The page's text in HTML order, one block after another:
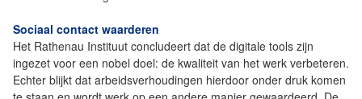
Sociaal contact waarderen
Het Rathenau Instituut concludeert dat de digitale tools zijn
ingezet voor een nobel doel: de kwaliteit van het werk verbeteren.
Echter blijkt dat arbeidsverhoudingen hierdoor onder druk komen